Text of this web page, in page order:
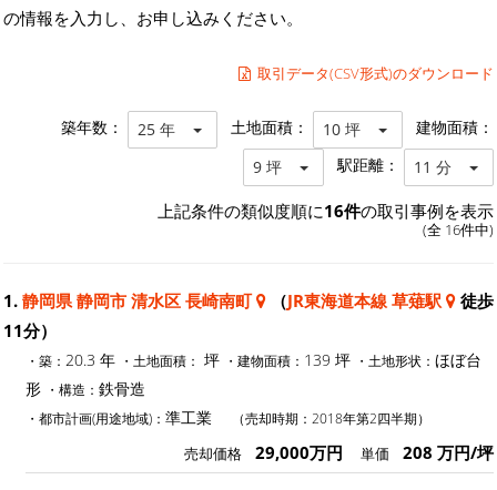
の情報を入力し、お申し込みください。
取引データ(CSV形式)のダウンロード
築年数： 25 年 土地面積： 10 坪 建物面積：
9 坪 駅距離： 11 分
上記条件の類似度順に16件の取引事例を表示
(全 16件中)
1. 静岡県 静岡市 清水区 長崎南町 （JR東海道本線 草薙駅
徒歩
11分）
・築： 20.3 年 ・土地面積： 坪 ・建物面積： 139 坪 ・土地形状： ほぼ台
形 ・構造： 鉄骨造
・都市計画(用途地域)： 準工業 （売却時期：2018年第2四半期）
売却価格 29,000万円 単価 208 万円/坪